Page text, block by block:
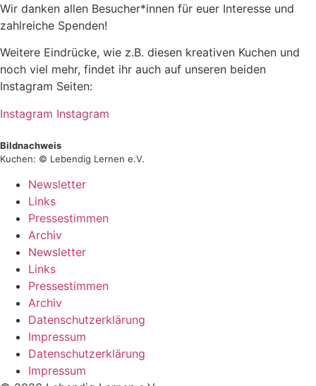
Wir danken allen Besucher*innen für euer Interesse und
zahlreiche Spenden!
Weitere Eindrücke, wie z.B. diesen kreativen Kuchen und
noch viel mehr, findet ihr auch auf unseren beiden
Instagram Seiten:
Instagram Instagram
Bildnachweis
Kuchen: © Lebendig Lernen e.V.
Newsletter
Links
Pressestimmen
Archiv
Newsletter
Links
Pressestimmen
Archiv
Datenschutzerklärung
Impressum
Datenschutzerklärung
Impressum